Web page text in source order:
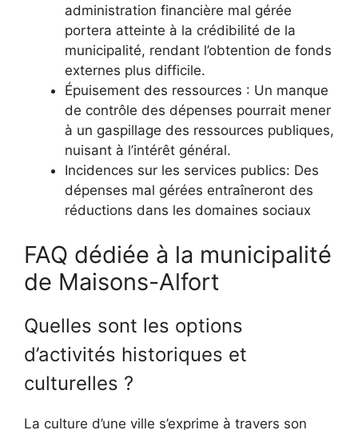
administration financière mal gérée
portera atteinte à la crédibilité de la
municipalité, rendant l’obtention de fonds
externes plus difficile.
Épuisement des ressources : Un manque
de contrôle des dépenses pourrait mener
à un gaspillage des ressources publiques,
nuisant à l’intérêt général.
Incidences sur les services publics: Des
dépenses mal gérées entraîneront des
réductions dans les domaines sociaux
FAQ dédiée à la municipalité
de Maisons-Alfort
Quelles sont les options
d’activités historiques et
culturelles ?
La culture d’une ville s’exprime à travers son